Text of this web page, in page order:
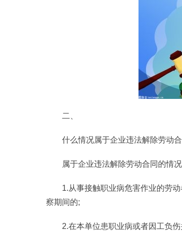
二、
什么情况属于企业违法解除劳动合
属于企业违法解除劳动合同的情况
1.从事接触职业病危害作业的劳
察期间的;
2.在本单位患职业病或者因工负